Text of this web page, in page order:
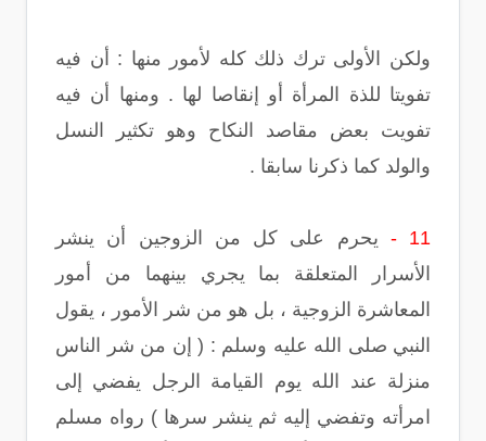
ولكن الأولى ترك ذلك كله لأمور منها : أن فيه
تفويتا للذة المرأة أو إنقاصا لها . ومنها أن فيه
تفويت بعض مقاصد النكاح وهو تكثير النسل
والولد كما ذكرنا سابقا .
11 -
يحرم على كل من الزوجين أن ينشر
الأسرار المتعلقة بما يجري بينهما من أمور
المعاشرة الزوجية ، بل هو من شر الأمور ، يقول
النبي صلى الله عليه وسلم : ( إن من شر الناس
منزلة عند الله يوم القيامة الرجل يفضي إلى
امرأته وتفضي إليه ثم ينشر سرها ) رواه مسلم